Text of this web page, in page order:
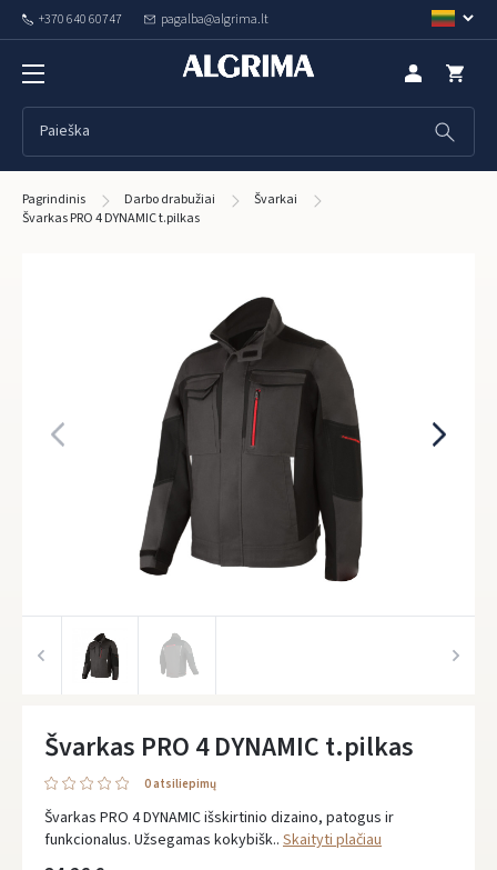
+370 640 60747 pagalba@algrima.lt
Pagrindinis Darbo drabužiai
Švarkai
Švarkas PRO 4 DYNAMIC t.pilkas
Švarkas PRO 4 DYNAMIC t.pilkas
0 atsiliepimų
Švarkas PRO 4 DYNAMIC išskirtinio dizaino, patogus ir
funkcionalus. Užsegamas kokybišk.. Skaityti plačiau